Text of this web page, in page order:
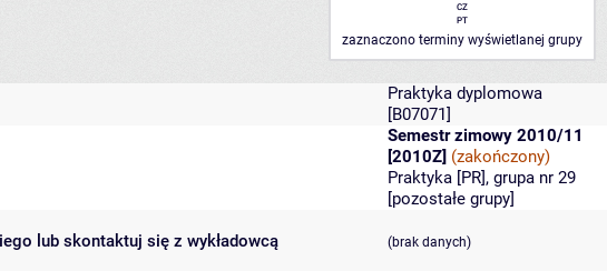
CZ
PT
zaznaczono terminy wyświetlanej grupy
Praktyka dyplomowa
[B07071]
Semestr zimowy 2010/11
[2010Z] (zakończony)
Praktyka [PR], grupa nr 29
[pozostałe grupy]
lub skontaktuj się z wykładowcą
(brak danych)